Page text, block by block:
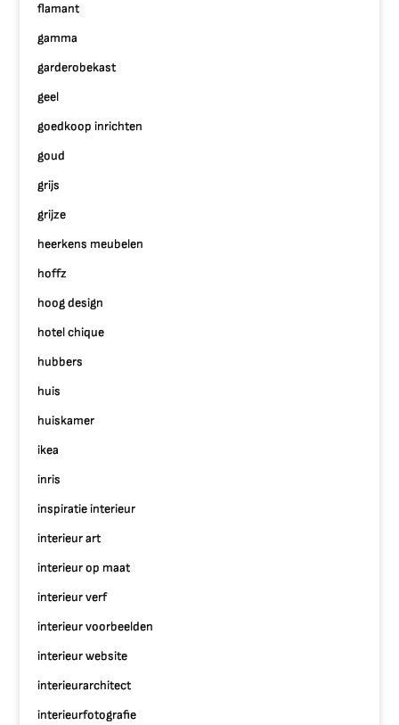
flamant
gamma
garderobekast
geel
goedkoop inrichten
goud
grijs
grijze
heerkens meubelen
hoffz
hoog design
hotel chique
hubbers
huis
huiskamer
ikea
inris
inspiratie interieur
interieur art
interieur op maat
interieur verf
interieur voorbeelden
interieur website
interieurarchitect
interieurfotografie